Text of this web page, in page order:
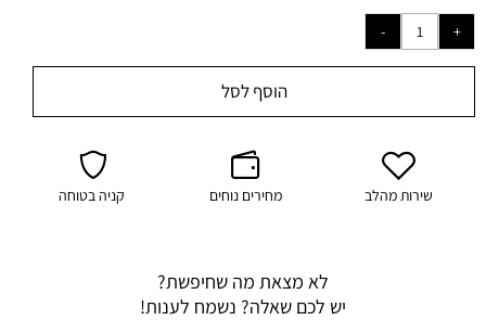
הוסף לסל
שירות מהלב מחירים נוחים קניה בטוחה
לא מצאת מה שחיפשת?
יש לכם שאלה? נשמח לענות!